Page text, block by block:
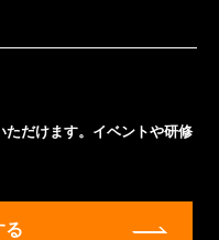
ただけます。イベントや研修
る